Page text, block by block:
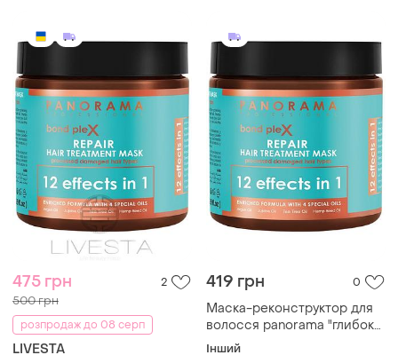
475 грн 2
500 грн
розпродаж до 08 серп
LIVESTA
419 грн 0
Маска-реконструктор для
волосся panorama "глибоке
відновлення", 500 мл
Інший